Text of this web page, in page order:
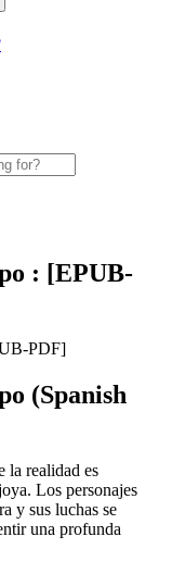
: [EPUB-
PDF]
(Spanish
la realidad es
Los personajes
y sus luchas se
una profunda